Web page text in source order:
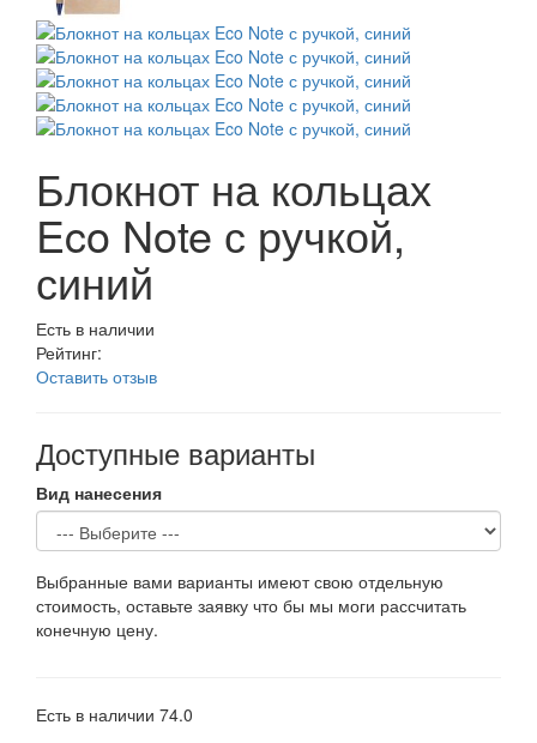
Блокнот на кольцах
Eco Note с ручкой,
синий
Есть в наличии
Рейтинг:
Оставить отзыв
Доступные варианты
Вид нанесения
Выбранные вами варианты имеют свою отдельную
стоимость, оставьте заявку что бы мы моги рассчитать
конечную цену.
Есть в наличии 74.0